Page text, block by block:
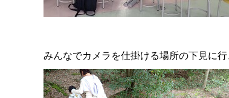
みんなでカメラを仕掛ける場所の下見に行